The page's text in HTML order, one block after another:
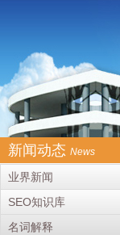
新闻动态 News
业界新闻
SEO知识库
名词解释